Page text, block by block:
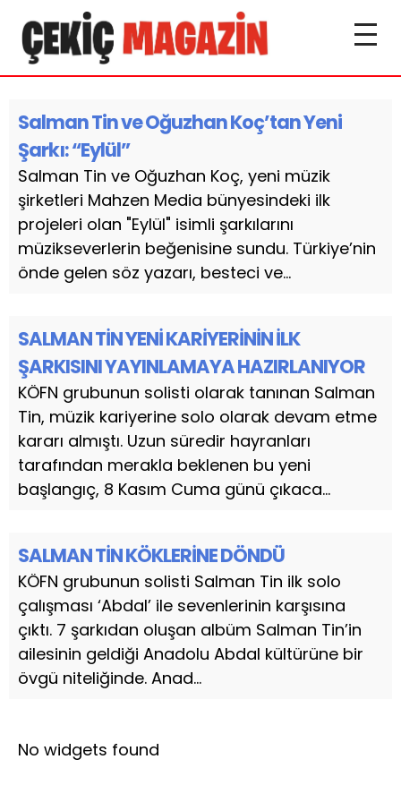
Salman Tin ve Oğuzhan Koç’tan Yeni
Şarkı: “Eylül”
Salman Tin ve Oğuzhan Koç, yeni müzik
şirketleri Mahzen Media bünyesindeki ilk
projeleri olan "Eylül" isimli şarkılarını
müzikseverlerin beğenisine sundu. Türkiye’nin
önde gelen söz yazarı, besteci ve...
SALMAN TİN YENİ KARİYERİNİN İLK
ŞARKISINI YAYINLAMAYA HAZIRLANIYOR
KÖFN grubunun solisti olarak tanınan Salman
Tin, müzik kariyerine solo olarak devam etme
kararı almıştı. Uzun süredir hayranları
tarafından merakla beklenen bu yeni
başlangıç, 8 Kasım Cuma günü çıkaca...
SALMAN TİN KÖKLERİNE DÖNDÜ
KÖFN grubunun solisti Salman Tin ilk solo
çalışması ‘Abdal’ ile sevenlerinin karşısına
çıktı. 7 şarkıdan oluşan albüm Salman Tin’in
ailesinin geldiği Anadolu Abdal kültürüne bir
övgü niteliğinde. Anad...
No widgets found